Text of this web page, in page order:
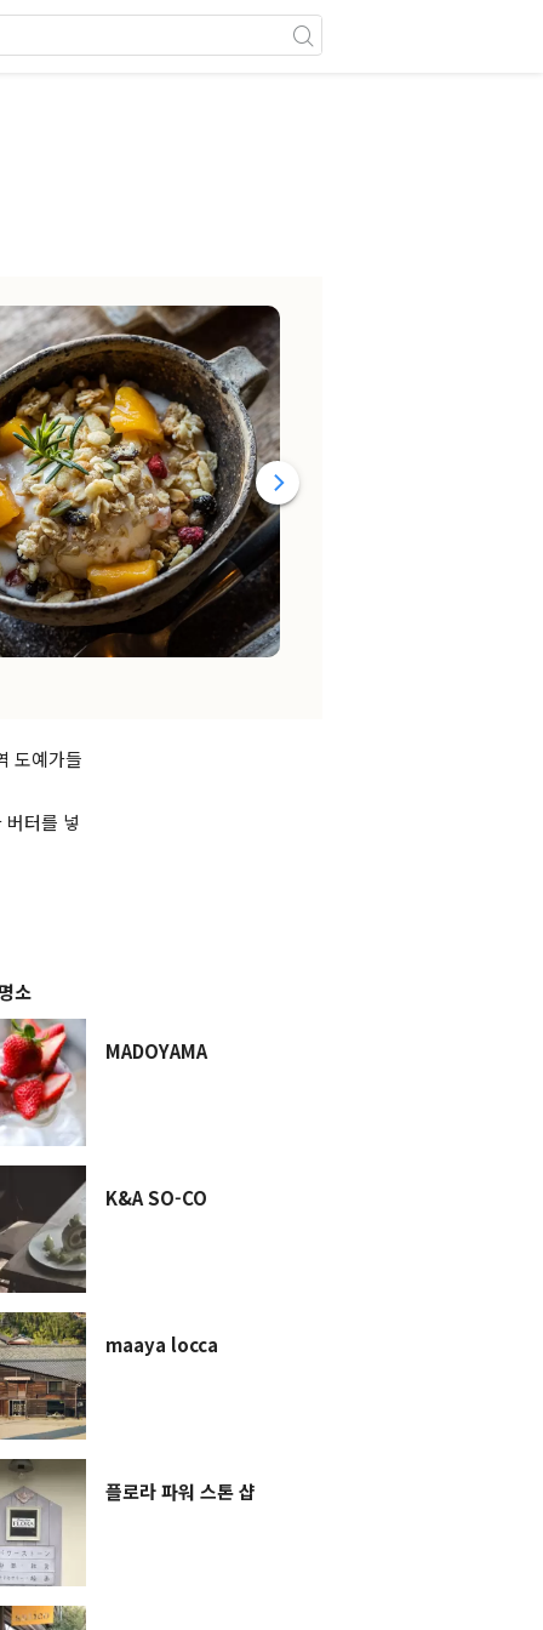
도예가들
버터를 넣
소
MADOYAMA
K&A SO-CO
maaya locca
플로라 파워 스톤 샵